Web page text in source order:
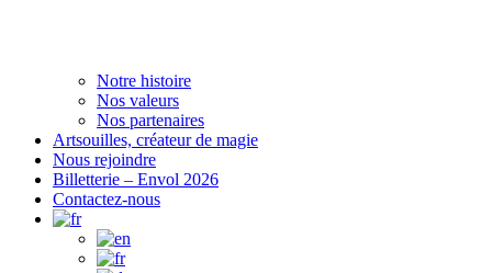
Notre histoire
Nos valeurs
Nos partenaires
Artsouilles, créateur de magie
Nous rejoindre
Billetterie – Envol 2026
Contactez-nous